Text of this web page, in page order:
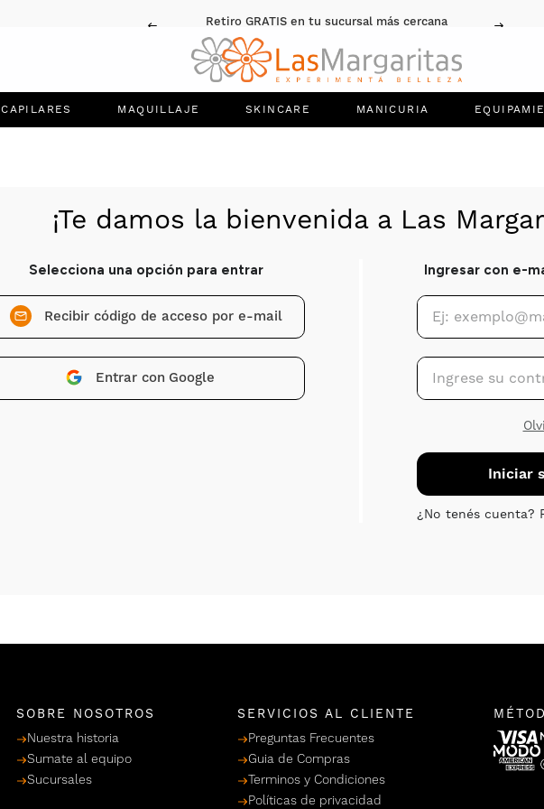
Retiro GRATIS en tu sucursal más cercana
CAPILARES MAQUILLAJE SKINCARE MANICURIA
Recibir código de acceso por e-mail
Entrar con Google
SOBRE NOSOTROS
Nuestra historia
Sumate al equipo
Sucursales
SERVICIOS AL CLIENTE
Preguntas Frecuentes
Guia de Compras
Terminos y Condiciones
Políticas de privacidad